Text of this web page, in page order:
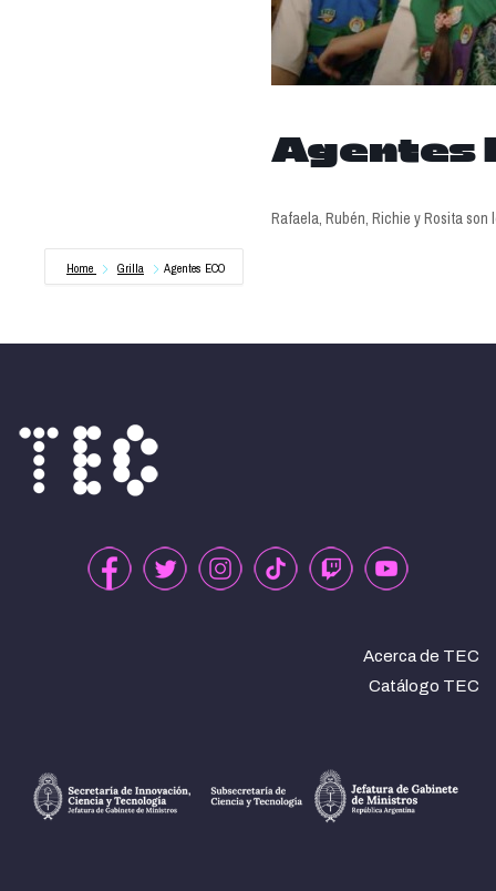
Home Grilla Agentes ECO
Agentes
Rafaela, Rubén, Richie y Rosita
Acerca de TEC
Catálogo TEC